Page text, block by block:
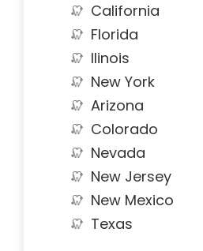
California
Florida
Ilinois
New York
Arizona
Colorado
Nevada
New Jersey
New Mexico
Texas